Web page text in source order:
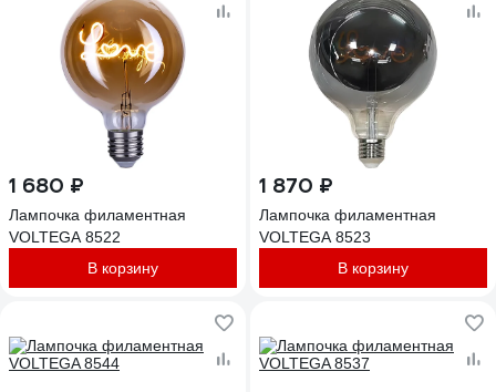
1 680 ₽
Лампочка филаментная
VOLTEGA 8522
В корзину
1 870 ₽
Лампочка филаментная
VOLTEGA 8523
В корзину